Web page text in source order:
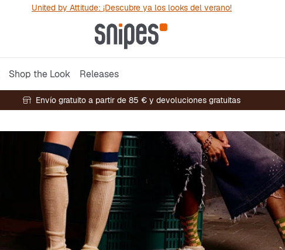
United by Attitude: ¡Descubre ya los looks del verano!
Shop the Look Releases
Envío gratuito a partir de 85 € y devoluciones gratuitas